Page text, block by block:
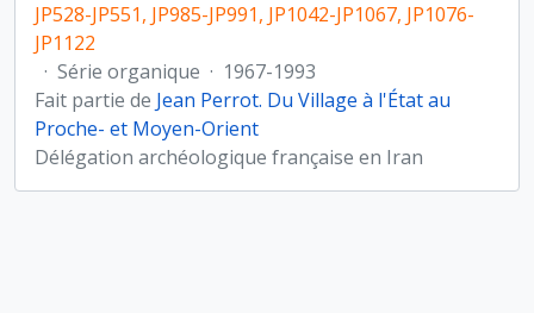
JP528-JP551, JP985-JP991, JP1042-JP1067, JP1076-
JP1122
· Série organique · 1967-1993
Fait partie de Jean Perrot. Du Village à l'État au
Proche- et Moyen-Orient
Délégation archéologique française en Iran